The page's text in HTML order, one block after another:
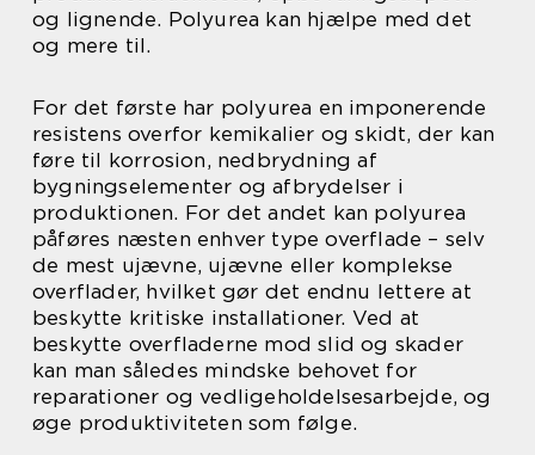
og lignende. Polyurea kan hjælpe med det
og mere til.
For det første har polyurea en imponerende
resistens overfor kemikalier og skidt, der kan
føre til korrosion, nedbrydning af
bygningselementer og afbrydelser i
produktionen. For det andet kan polyurea
påføres næsten enhver type overflade – selv
de mest ujævne, ujævne eller komplekse
overflader, hvilket gør det endnu lettere at
beskytte kritiske installationer. Ved at
beskytte overfladerne mod slid og skader
kan man således mindske behovet for
reparationer og vedligeholdelsesarbejde, og
øge produktiviteten som følge.